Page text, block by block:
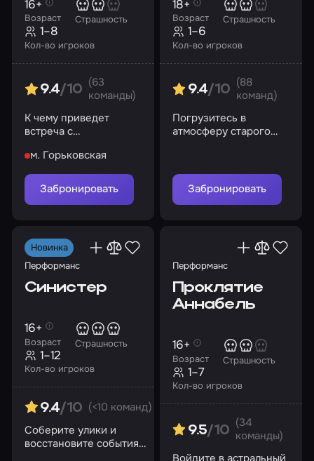
Возраст
16+
Страшность
Кол-во игроков
1–8
9.4/10
(63
команды)
К чему приведет
встреча с
пастором?
м. Горьковская
Забронировать
Возраст
18+
Страшность
Кол-во игроков
1–6
9.4/10
(88
команд)
Погрузитесь в
атмосферу старого
на каждом шагу
Забронировать
Новинка
Перформанс
Синистер
Возраст
16+
Страшность
Кол-во игроков
1–12
9.4/10 (<10 команд)
Соберите улики и
восстановите события
Перформанс
Проклятие
Аннабель
Возраст
16+
Страшность
Кол-во игроков
1–7
9.5/10
(34
команды)